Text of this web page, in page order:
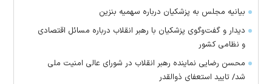
بیانیه مجلس به پزشکیان درباره سهمیه بنزین
دیدار و گفت‌وگوی پزشکیان با رهبر انقلاب درباره مسائل اقتصادی
و نظامی کشور
محسن رضایی نماینده رهبر انقلاب در شورای عالی امنیت ملی
شد/ تایید استعفای ذوالقدر